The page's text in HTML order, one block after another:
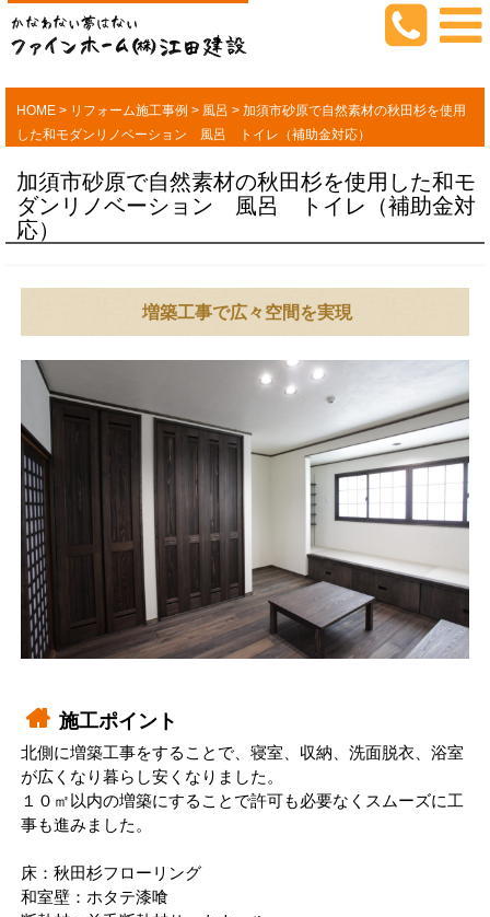
HOME > リフォーム施工事例 > 風呂 > 加須市砂原で自然素材の秋田杉を使用
した和モダンリノベーション 風呂 トイレ（補助金対応）
加須市砂原で自然素材の秋田杉を使用した和モ
ダンリノベーション 風呂 トイレ（補助金対
応）
増築工事で広々空間を実現
施工ポイント
北側に増築工事をすることで、寝室、収納、洗面脱衣、浴室
が広くなり暮らし安くなりました。
１０㎡以内の増築にすることで許可も必要なくスムーズに工
事も進みました。
床：秋田杉フローリング
和室壁：ホタテ漆喰